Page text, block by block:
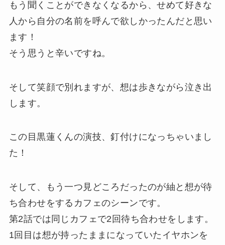
もう聞くことができなくなるから、せめて好きな
人から自分の名前を呼んで欲しかったんだと思い
ます！
そう思うと辛いですね。
そして笑顔で別れますが、想は歩きながら泣き出
します。
この目黒蓮くんの演技、釘付けになっちゃいまし
た！
そして、もう一つ見どころだったのが紬と想が待
ち合わせをするカフェのシーンです。
第2話では同じカフェで2回待ち合わせをします。
1回目は想が持ったままになっていたイヤホンを